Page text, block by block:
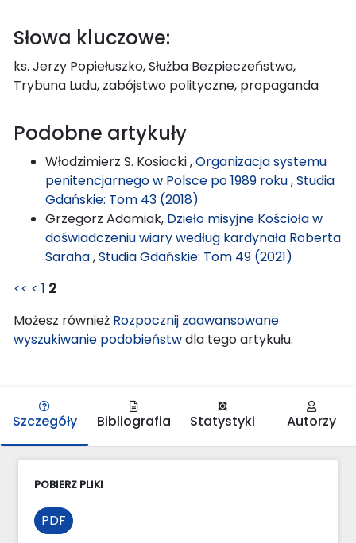
Słowa kluczowe:
ks. Jerzy Popiełuszko, Służba Bezpieczeństwa,
Trybuna Ludu, zabójstwo polityczne, propaganda
Podobne artykuły
Włodzimierz S. Kosiacki ,Organizacja systemu
penitencjarnego w Polsce po 1989 roku,Studia
Gdańskie: Tom 43 (2018)
Grzegorz Adamiak, Dzieło misyjne Kościoła w
doświadczeniu wiary według kardynała Roberta
Saraha,Studia Gdańskie: Tom 49 (2021)
<< < 1 2
Możesz również Rozpocznij zaawansowane
wyszukiwanie podobieństwdla tego artykułu.
Szczegóły Bibliografia Statystyki Autorzy
POBIERZ PLIKI
PDF